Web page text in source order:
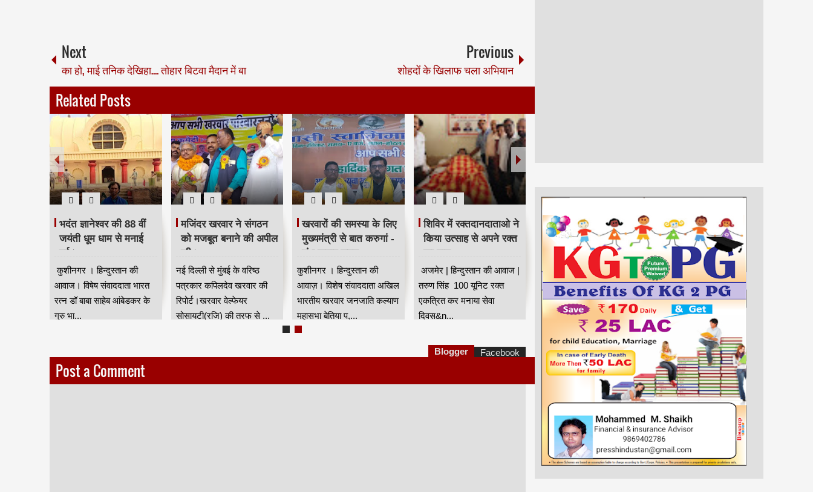
Next
का हो, माई तनिक देखिहा.... तोहार बिटवा मैदान में बा
Previous
शोहदों के खिलाफ चला अभियान
Related Posts
भदंत ज्ञानेश्वर की 88 वीं
जयंती धूम धाम से मनाई
गई।
कुशीनगर । हिन्दुस्तान की
आवाज। विषेष संवाददाता भारत
रत्न डॉ बाबा साहेब आंबेडकर के
गुरु भा...
मजिंदर खरवार ने संगठन
को मजबूत बनाने की अपील
की।
नई दिल्ली से मुंबई के वरिष्ठ
पत्रकार कपिलदेव खरवार की
रिपोर्ट।खरवार वेल्फेयर
सोसायटी(रजि) की तरफ से ...
खरवारों की समस्या के लिए
मुख्यमंत्री से बात करुगां -
शंभू कुमार सुमन
कुशीनगर । हिन्दुस्तान की
आवाज़। विशेष संवाददाता अखिल
भारतीय खरवार जनजाति कल्याण
महासभा बेतिया प,...
शिविर में रक्तदानदाताओ ने
किया उत्साह से अपने रक्त
का दान
अजमेर | हिन्दुस्तान की आवाज |
तरुण सिंह 100 यूनिट रक्त
एकत्रित कर मनाया सेवा
दिवस&n...
Post a Comment
Blogger Facebook